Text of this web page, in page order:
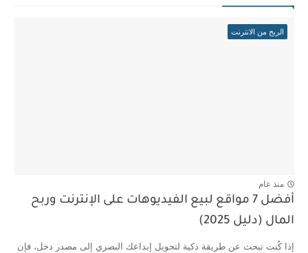
الربح من الانترنت
منذ عام
أفضل 7 مواقع لبيع الفيديوهات على الإنترنت وربح
المال (دليل 2025)
إذا كُنت تبحث عن طريقة ذكية لتحويل إبداعك البصري إلى مصدر دخل، فإن